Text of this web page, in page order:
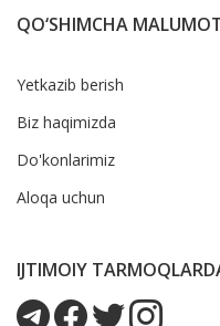
QO‘SHIMCHA
Yetkazib berish
Biz haqimizda
Do'konlarimiz
Aloqa uchun
IJTIMOIY